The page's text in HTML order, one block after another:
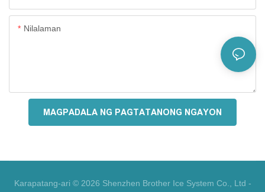
Nilalaman
MAGPADALA NG PAGTATANONG NGAYON
Karapatang-ari © 2026 Shenzhen Brother Ice System Co., Ltd -